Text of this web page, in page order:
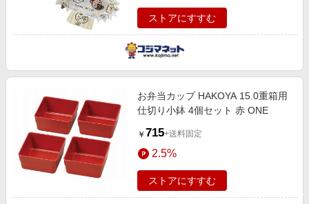
ストアにすすむ
お弁当カップ HAKOYA 15.0重箱用
仕切り小鉢 4個セット 赤 ONE
￥ 715+送料固定
2.5%
ストアにすすむ